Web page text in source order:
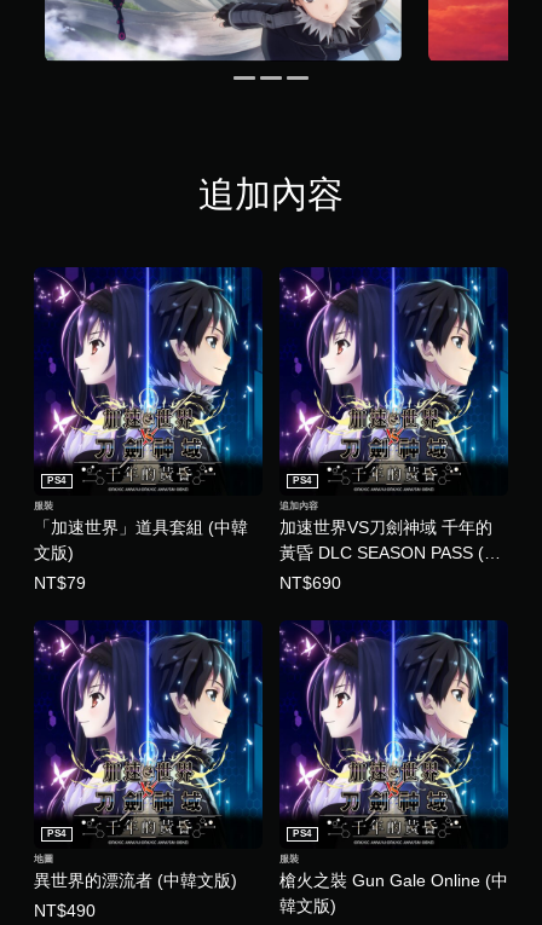
評
分
追加內容
「加速世界」道具套組 (中韓
文版)
PS4
服裝
NT$79
加速世界VS刀劍神域 千年的
黃昏 DLC SEASON PASS (中
韓文版)
PS4
追加內容
NT$690
異世界的漂流者 (中韓文版)
PS4
地圖
NT$490
槍火之裝 Gun Gale Online (中
韓文版)
PS4
服裝